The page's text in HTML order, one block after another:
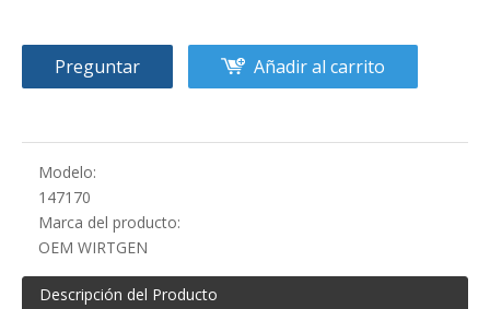
Preguntar Añadir al carrito
Modelo:
147170
Marca del producto:
OEM WIRTGEN
Descripción del Producto